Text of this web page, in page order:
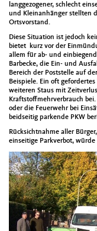
langgezogener, schlecht
und Kleinanhänger stellten
Ortsvorstand.
Diese Situation ist jedoch
bietet kurz vor der
allem für ab- und
Barbecke, die Ein- und
Bereich der Poststelle auf
Beispiele. Ein oft
weiteren Staus mit
Kraftstoffmehrverbrauch
oder die Feuerwehr bei
beidseitig parkende PKW
Rücksichtnahme aller
einseitige Parkverbot,